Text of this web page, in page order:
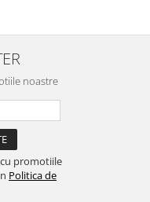
noastre
promotiile
Politica de